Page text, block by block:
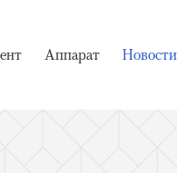
Аппарат Новости